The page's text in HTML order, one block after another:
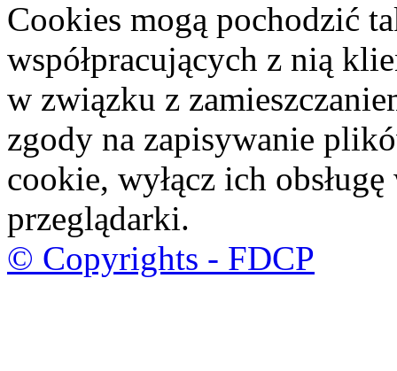
Cookies mogą pochodzić
współpracujących z nią
w związku z
zgody na zapisywanie
cookie, wyłącz ich
przeglądarki.
© Copyrights - FDCP